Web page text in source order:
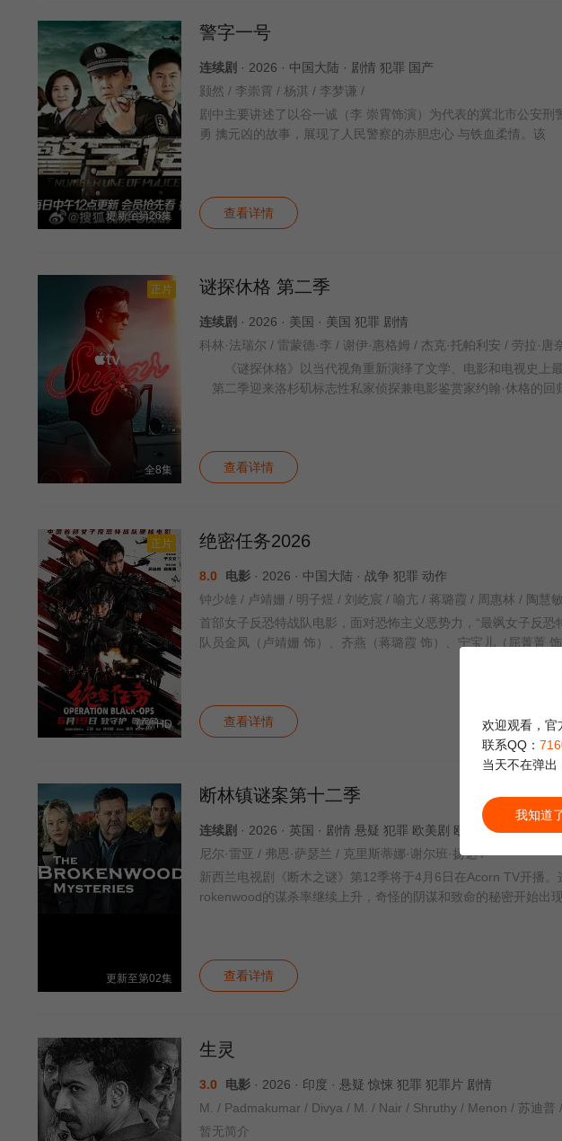
更新至第26集
警字一号
连续剧 · 2026 · 中国大陆 · 剧情 犯罪 国产
颢然 / 李崇霄 / 杨淇 / 李梦谦 /
剧中主要讲述了以谷一诚（李 崇霄饰演）为代表的冀北市公安刑
勇 擒元凶的故事，展现了人民警察的赤胆忠心 与铁血柔情。该
查看详情
正片
全8集
谜探休格 第二季
连续剧 · 2026 · 美国 · 美国 犯罪 剧情
《谜探休格》以当代视角重新演绎了文学、电影和电视史上
第二季迎来洛杉矶标志性私家侦探兼电影鉴赏家约翰·休格的回
查看详情
正片
更新HD
绝密任务2026
8.0 电影 · 2026 · 中国大陆 · 战争 犯罪 动作
首部女子反恐特战队电影，面对恐怖主义恶势力，“最飒女子反
队员金凤（卢靖姗 饰）、齐燕（蒋璐霞 饰）、宁宝儿（屈菁菁
查看详情
更新至第02集
断林镇谜案第十二季
连续剧 · 2026 · 英国 · 剧情 悬疑 犯罪 欧美剧 欧美
尼尔·雷亚 / 弗恩·萨瑟兰 / 克里斯蒂娜·谢尔班·扬达 /
新西兰电视剧《断木之谜》第12季将于4月6日在Acorn TV开播
rokenwood的谋杀率继续上升，奇怪的阴谋和致命的秘密开始出
查看详情
生灵
3.0 电影 · 2026 · 印度 · 悬疑 惊悚 犯罪 犯罪片 剧情
M. / Padmakumar / Divya / M. / Nair / Shruthy / Menon / 苏迪普
暂无简介
欢迎观看，官
联系QQ：
当天不在弹出
我知道